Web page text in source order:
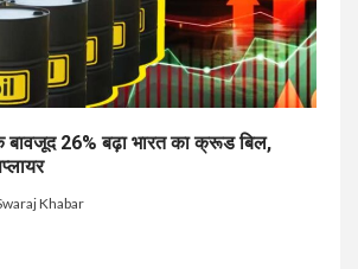
26% बढ़ा भारत का क्रूड बिल,
Khabar